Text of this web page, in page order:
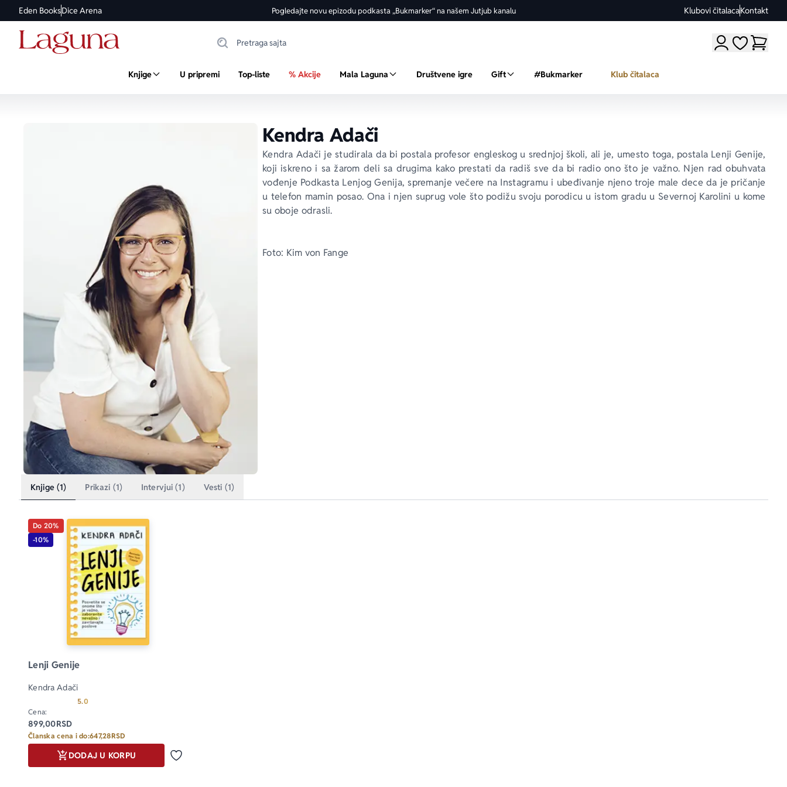
Eden BooksDice Arena Pogledajte novu epizodu podkasta „Bukmarker“ na našem Jutjub kanalu Klubovi čitalacaKontakt
Moji omiljeni
Knjige U pripremi Top-liste % Akcije Mala Laguna Društvene igre Gift #Bukmarker Klub čitalaca
Kendra Adači
Kendra Adači je studirala da bi postala profesor engleskog u srednjoj školi, ali je, umesto toga, postala Lenji Genije,
koji iskreno i sa žarom deli sa drugima kako prestati da radiš sve da bi radio ono što je važno. Njen rad obuhvata
vođenje Podkasta Lenjog Genija, spremanje večere na Instagramu i ubeđivanje njeno troje male dece da je pričanje
u telefon mamin posao. Ona i njen suprug vole što podižu svoju porodicu u istom gradu u Severnoj Karolini u kome
su oboje odrasli.
Foto: Kim von Fange
Knjige (1) Prikazi (1) Intervjui (1) Vesti (1)
Do 20%
-10%
Lenji Genije
Kendra Adači
5.0Prosecna ocena je 5.0 od 5
Cena:
899,00RSD
Članska cena i do:647,28RSD
Dodaj u omiljene
DODAJ U KORPU